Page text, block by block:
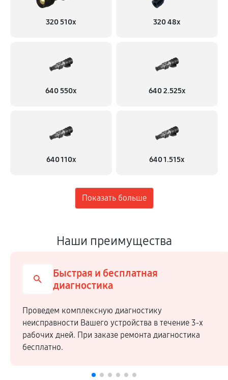
320 510x 320 48x
640 550x 640 2.525x
640 110x 640 1.515x
Наши преимущества
Быстрая и бесплатная
диагностика
Проведем комплексную диагностику
неисправности Вашего устройства в течение 3-х
рабочих дней. При заказе ремонта диагностика
бесплатно.